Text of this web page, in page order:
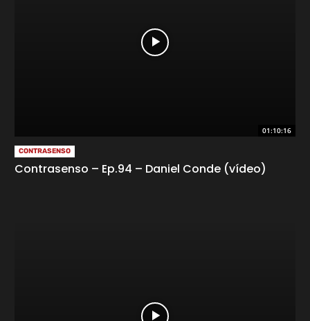
01:10:16
CONTRASENSO
Contrasenso – Ep.94 – Daniel Conde (vídeo)